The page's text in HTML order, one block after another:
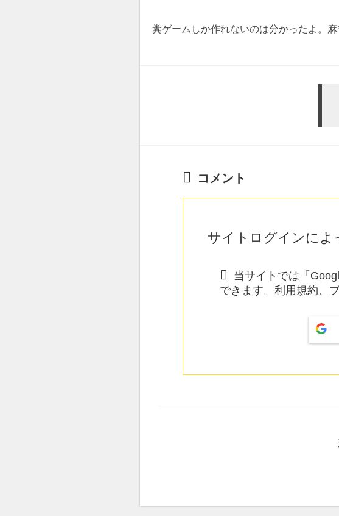
糞ゲームしか作れないのは分かったよ。
コメント
サイトログインによ
当サイトでは「
できます。 利用規約、